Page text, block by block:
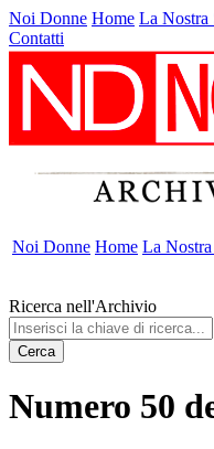
Noi Donne Home La Nostra
Contatti
Noi Donne Home La
Ricerca nell'Archivio
Cerca
Numero 50